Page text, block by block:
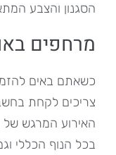
הסגנון והצבע
מרחפים
כשאתם באים
צריכים לקחת
האירוע המרגש של
בכל הנוף הכללי